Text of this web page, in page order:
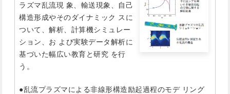
ラズマ乱流現 象、輸送現象、自己
構造形成やそのダイナミック スに
ついて、解析、計算機シミュレー
ション、お よび実験データ解析に
基づいた幅広い教育と研究 を行
う。
●乱流プラズマによる非線形構造励起過程のモデ リング